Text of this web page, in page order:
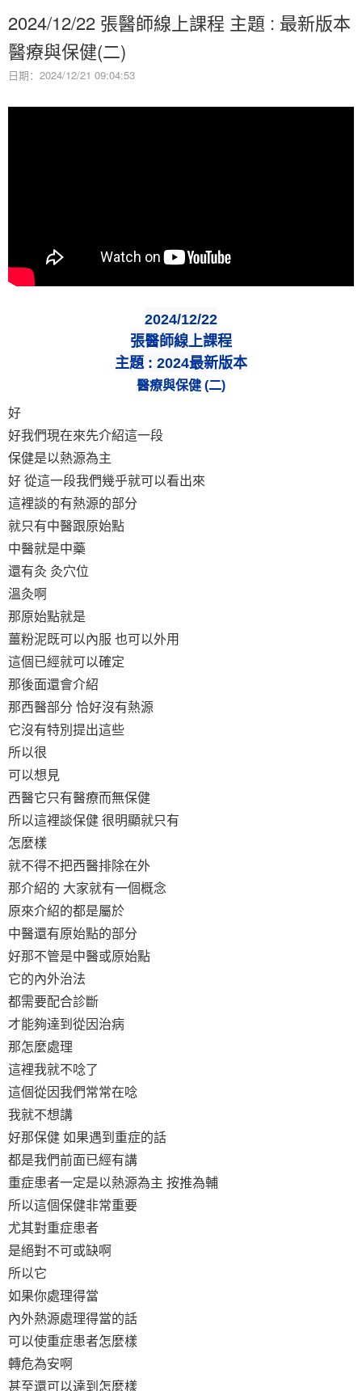
2024/12/22 張醫師線上課程 主題 : 最新版本
醫療與保健(二)
日期：2024/12/21 09:04:53
2024/12/22
張醫師線上課程
主題 : 2024最新版本
醫療與保健 (二)
好
好我們現在來先介紹這一段
保健是以熱源為主
好 從這一段我們幾乎就可以看出來
這裡談的有熱源的部分
就只有中醫跟原始點
中醫就是中藥
還有灸 灸穴位
溫灸啊
那原始點就是
薑粉泥既可以內服 也可以外用
這個已經就可以確定
那後面還會介紹
那西醫部分 恰好沒有熱源
它沒有特別提出這些
所以很
可以想見
西醫它只有醫療而無保健
所以這裡談保健 很明顯就只有
怎麼樣
就不得不把西醫排除在外
那介紹的 大家就有一個概念
原來介紹的都是屬於
中醫還有原始點的部分
好那不管是中醫或原始點
它的內外治法
都需要配合診斷
才能夠達到從因治病
那怎麼處理
這裡我就不唸了
這個從因我們常常在唸
我就不想講
好那保健 如果遇到重症的話
都是我們前面已經有講
重症患者一定是以熱源為主 按推為輔
所以這個保健非常重要
尤其對重症患者
是絕對不可或缺啊
所以它
如果你處理得當
內外熱源處理得當的話
可以使重症患者怎麼樣
轉危為安啊
甚至還可以達到怎麼樣